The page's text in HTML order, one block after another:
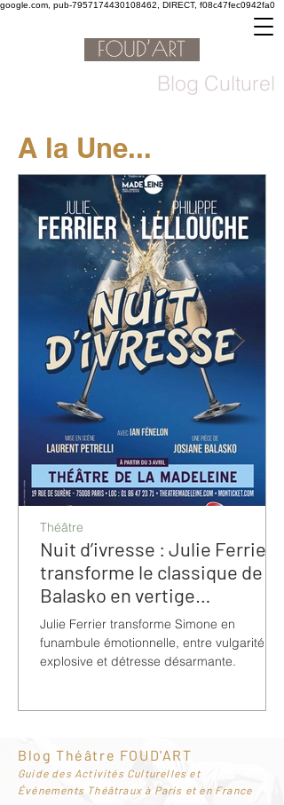
google.com, pub-7957174430108462, DIRECT, f08c47fec0942fa0
Blog Culturel
A la Une...
Nuit d’ivresse : Julie Ferrier
transforme le classique de
Balasko en vertige
bouleversant
Julie Ferrier transforme Simone en
funambule émotionnelle, entre vulgarité
explosive et détresse désarmante.
Théâtre
Blog Théâtre FOUD'ART
Guide des Activités Culturelles et
Événements Théâtraux à Paris et en France